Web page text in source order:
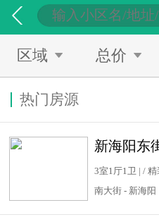
区域 总价
热门房源
3室1厅1卫 | /
南大街 - 新海阳